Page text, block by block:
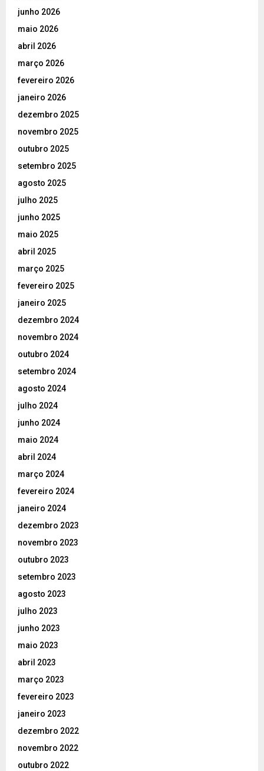
junho 2026
maio 2026
abril 2026
março 2026
fevereiro 2026
janeiro 2026
dezembro 2025
novembro 2025
outubro 2025
setembro 2025
agosto 2025
julho 2025
junho 2025
maio 2025
abril 2025
março 2025
fevereiro 2025
janeiro 2025
dezembro 2024
novembro 2024
outubro 2024
setembro 2024
agosto 2024
julho 2024
junho 2024
maio 2024
abril 2024
março 2024
fevereiro 2024
janeiro 2024
dezembro 2023
novembro 2023
outubro 2023
setembro 2023
agosto 2023
julho 2023
junho 2023
maio 2023
abril 2023
março 2023
fevereiro 2023
janeiro 2023
dezembro 2022
novembro 2022
outubro 2022